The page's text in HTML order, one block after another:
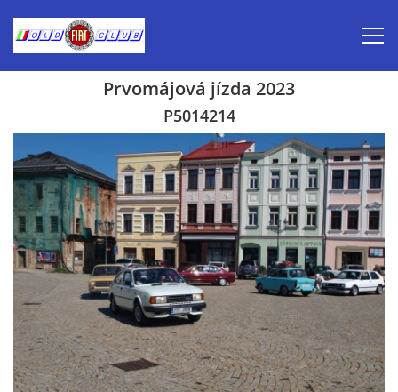
Inzerce prodej
Aktuálně-pozvánky
Kalendář veteránských akcí 2026
Prvomájová jízda 2026
Old Fiat Club historie
Prvomájová jízda 2023
P5014214